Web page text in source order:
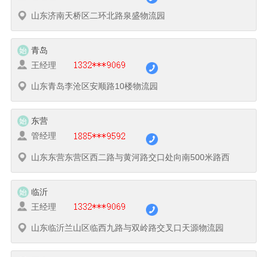
山东济南天桥区二环北路泉盛物流园
青岛
王经理
山东青岛李沧区安顺路10楼物流园
东营
管经理
山东东营东营区西二路与黄河路交口处向南500米路西
临沂
王经理
山东临沂兰山区临西九路与双岭路交叉口天源物流园